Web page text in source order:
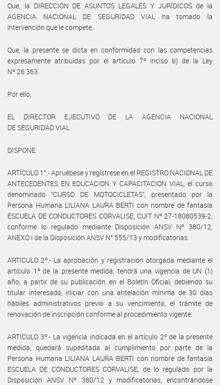
Que, la DIRECCIÓN DE ASUNTOS LEGALES Y JURÍDICOS de la
AGENCIA NACIONAL DE SEGURIDAD VIAL ha tomado la
intervención que le compete.
Que, la presente se dicta en conformidad con las competencias
expresamente atribuidas por el artículo 7º inciso b) de la Ley
Nº 26.363.
Por ello,
EL DIRECTOR EJECUTIVO DE LA AGENCIA NACIONAL
DE SEGURIDAD VIAL
DISPONE:
ARTÍCULO 1°.- Apruébese y regístrese en el REGISTRO NACIONAL DE
ANTECEDENTES EN EDUCACION Y CAPACITACION VIAL, el curso
denominado “CURSO DE MOTOCICLETAS”, presentado por la
Persona Humana LILIANA LAURA BERTI con nombre de fantasía
ESCUELA DE CONDUCTORES CORVALISE, CUIT Nº 27-18080539-2,
conforme lo regulado mediante Disposición ANSV Nº 380/12,
ANEXO I de la Disposición ANSV N° 555/13 y modificatorias.
ARTICULO 2º.- La aprobación y registración otorgada mediante el
artículo 1º de la presente medida, tendrá una vigencia de UN (1)
año, a partir de su publicación en el Boletín Oficial, debiendo su
titular interesado, iniciar con una antelación mínima de 30 días
hábiles administrativos previo a su vencimiento, el trámite de
renovación de inscripción conforme al procedimiento vigente.
ARTICULO 3º.- La vigencia indicada en el artículo 2º de la presente
medida, quedará supeditada al cumplimiento por parte de la
Persona Humana LILIANA LAURA BERTI con nombre de fantasía
ESCUELA DE CONDUCTORES CORVALISE, de lo regulado por la
Disposición ANSV Nº 380/12 y modificatorias, encontrándose